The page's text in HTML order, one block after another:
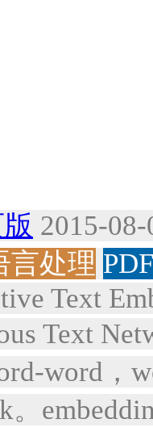
2015-
言处理 PDF
Text
Text
word，
。